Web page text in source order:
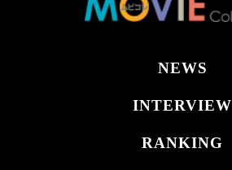
NEWS
INTERVIEW
RANKING